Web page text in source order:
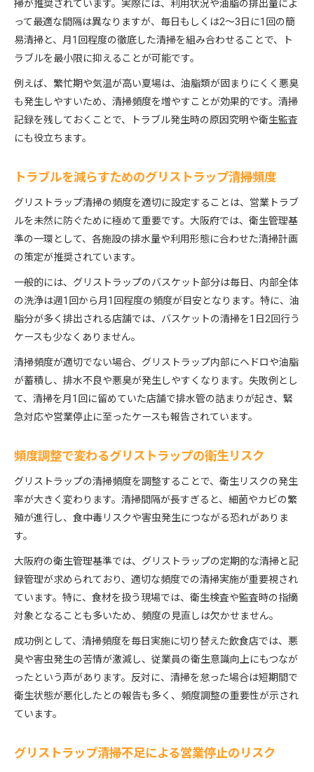
掃が推奨されています。実際には、利用状況や油脂の排出量によ
って最適な間隔は異なりますが、毎日もしくは2～3日に1回の簡
易清掃と、月1回程度の徹底した清掃を組み合わせることで、ト
ラブルを最小限に抑えることが可能です。
例えば、繁忙期や気温が高い夏場は、油脂類が固まりにくく悪臭
も発生しやすいため、清掃頻度を増やすことが効果的です。清掃
記録を残しておくことで、トラブル発生時の原因究明や衛生監査
にも役立ちます。
トラブルを減らすためのグリストラップ清掃頻度
グリストラップ清掃の頻度を適切に設定することは、営業トラブ
ルを未然に防ぐために極めて重要です。大阪府では、衛生管理基
準の一環として、各施設の排水量や利用形態に合わせた清掃計画
の策定が推奨されています。
一般的には、グリストラップのバスケット部分は毎日、内部全体
の洗浄は週1回から月1回程度の頻度が目安となります。特に、油
脂分が多く排出される店舗では、バスケットの清掃を1日2回行う
ケースも少なくありません。
清掃頻度が適切でない場合、グリストラップ内部にヘドロや油脂
が蓄積し、排水不良や悪臭が発生しやすくなります。失敗例とし
て、清掃を月1回に留めていた店舗で排水管の詰まりが起き、緊
急対応や営業停止に至ったケースも報告されています。
頻度調整で変わるグリストラップの衛生リスク
グリストラップの清掃頻度を調整することで、衛生リスクの発生
率が大きく変わります。清掃間隔が長すぎると、細菌やカビの繁
殖が進行し、食中毒リスクや害虫発生につながる恐れがありま
す。
大阪府の衛生管理基準では、グリストラップの定期的な清掃と記
録管理が求められており、適切な頻度での清掃実施が重要視され
ています。特に、食材を扱う現場では、衛生検査や監査時の指摘
対象となることも多いため、頻度の見直しは欠かせません。
成功例として、清掃頻度を毎日実施に切り替えた飲食店では、悪
臭や害虫発生の苦情が激減し、従業員の衛生意識向上にもつなが
ったという声があります。反対に、清掃を怠った場合は短期間で
衛生状態が悪化したとの報告も多く、頻度調整の重要性が示され
ています。
グリストラップ清掃不足による営業停止のリスク